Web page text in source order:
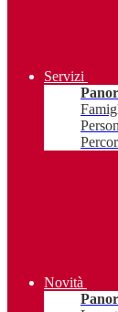
Servizi
Novità